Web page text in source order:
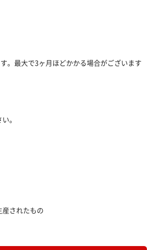
。最大で3ヶ月ほどかかる場合がございます
。
されたもの